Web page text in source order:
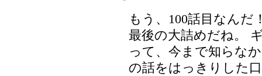
もう、100話目なんだ
最後の大詰めだね。
って、今まで知らな
の話をはっきりした